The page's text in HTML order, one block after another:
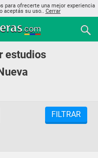
para ofrecerte una mejor experiencia
aceptás su uso.. Cerrar
estudios
FILTRAR